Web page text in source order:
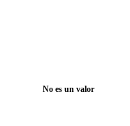
No es un valor